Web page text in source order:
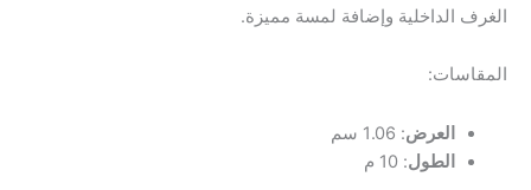
الغرف الداخلية وإضافة لمسة مميزة.
المقاسات:
العرض: 1.06 سم
الطول: 10 م